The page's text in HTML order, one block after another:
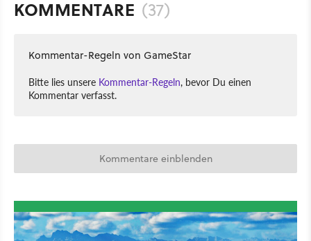
KOMMENTARE (37)
Kommentar-Regeln von GameStar
Bitte lies unsere Kommentar-Regeln, bevor Du einen
Kommentar verfasst.
Kommentare einblenden